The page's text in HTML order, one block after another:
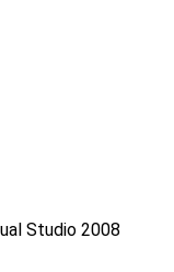
Studio 2008